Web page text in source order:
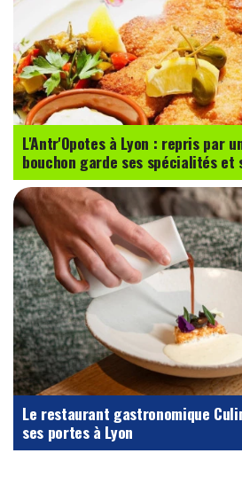
L'Antr'Opotes à Lyon : repris par
bouchon garde ses spécialités
Le restaurant gastronomique
ses portes à Lyon